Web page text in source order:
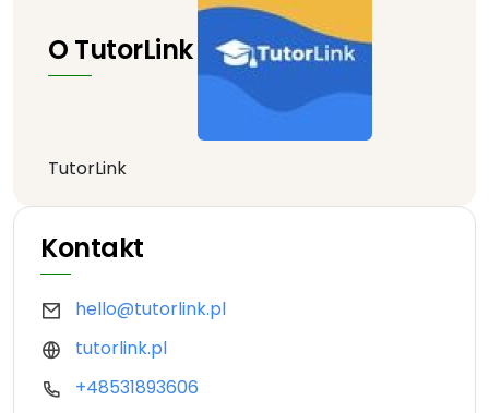
O TutorLink
TutorLink
Kontakt
hello@tutorlink.pl
tutorlink.pl
+48531893606